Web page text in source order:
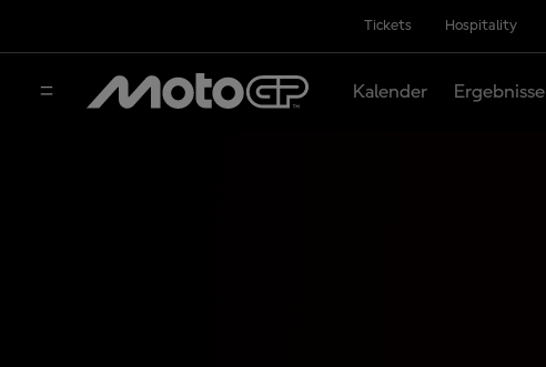
Tickets Hospitality
Kalender Ergebnisse